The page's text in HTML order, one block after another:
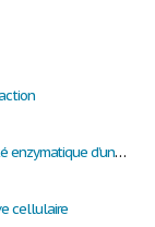
TP: Effet de la concentration du substrat sur l’activité enzymatique d’une protéase.
cellulaire